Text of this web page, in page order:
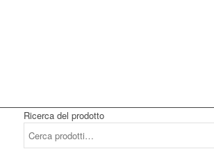
Ricerca del prodotto